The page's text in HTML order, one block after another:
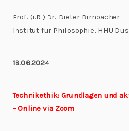
Prof. (i.R.) Dr. Dieter Birnbacher
Institut für Philosophie, HHU
18.06.2024
Technikethik: Grundlagen und
– Online via Zoom